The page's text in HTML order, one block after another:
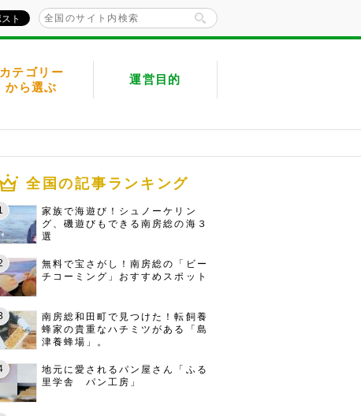
カテゴリー
から選ぶ
運営目的
全国の記事ランキング
家族で海遊び！シュノーケリン
グ、磯遊びもできる南房総の海３
選
無料で宝さがし！南房総の「ビー
チコーミング」おすすめスポット
南房総和田町で見つけた！転飼養
蜂家の貴重なハチミツがある「島
津養蜂場」。
地元に愛されるパン屋さん「ふる
里学舎 パン工房」